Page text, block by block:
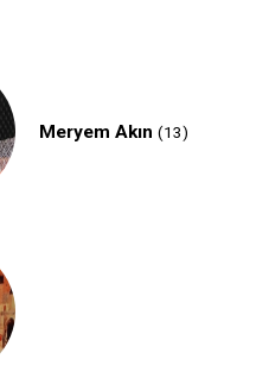
Meryem Akın (13)